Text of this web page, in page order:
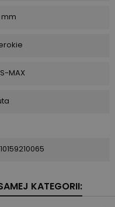
mm
MAX
KATEGORII: